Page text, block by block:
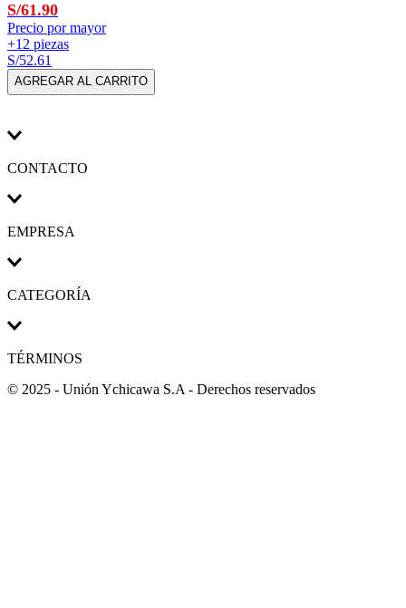
S/61.90
Precio por mayor
+12 piezas
S/52.61
AGREGAR AL CARRITO
CONTACTO
EMPRESA
CATEGORÍA
TÉRMINOS
© 2025 - Unión Ychicawa S.A - Derechos reservados